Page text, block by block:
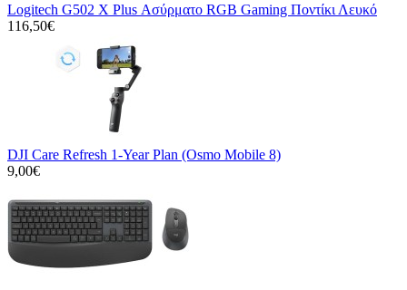
Logitech G502 X Plus Ασύρματο RGB Gaming Ποντίκι Λευκό
116,50€
DJI Care Refresh 1-Year Plan (Osmo Mobile 8)
9,00€